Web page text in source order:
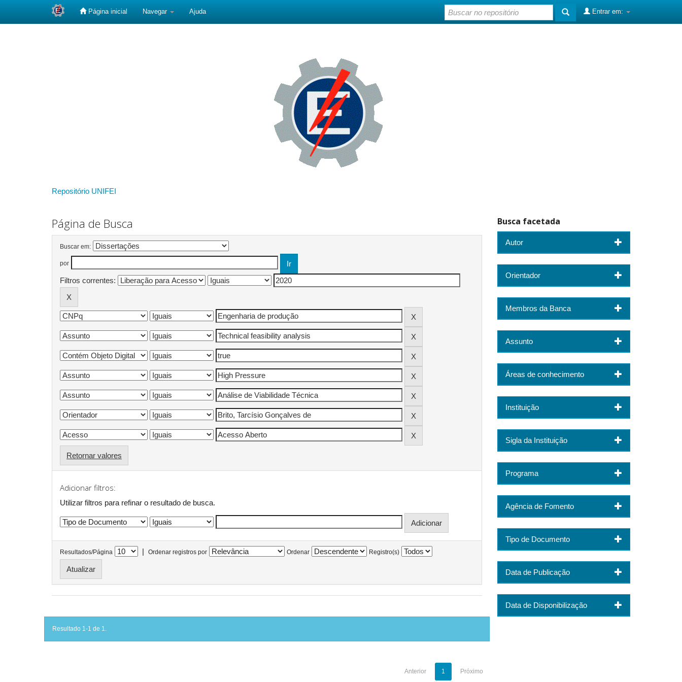
Página inicial Navegar Ajuda Entrar em:
Repositório UNIFEI
Página de Busca
Buscar em:
por
Filtros correntes:
Retornar valores
Adicionar filtros:
Utilizar filtros para refinar o resultado de busca.
Resultados/Página | Ordenar registros por Ordenar Registro(s)
Resultado 1-1 de 1.
Anterior 1 Próximo
Busca facetada
Autor
Orientador
Membros da Banca
Assunto
Áreas de conhecimento
Instituição
Sigla da Instituição
Programa
Agência de Fomento
Tipo de Documento
Data de Publicação
Data de Disponibilização